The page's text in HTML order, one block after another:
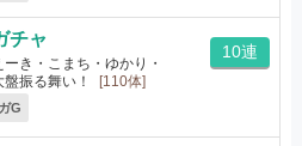
チャ
き・こまち・ゆかり・
振る舞い！
[110体]
G
10連